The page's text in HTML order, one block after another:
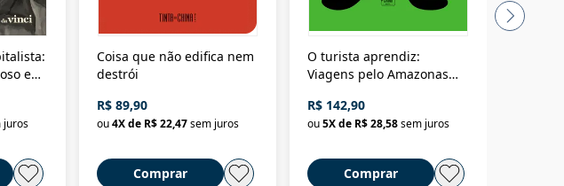
e
juros
Coisa que não edifica nem
destrói
R$ 89,90
ou4X de R$ 22,47sem juros
Comprar
O turista aprendiz:
Viagens pelo Amazonas
até a Bolívia e por Marajó
até dizer chega
R$ 142,90
ou5X de R$ 28,58sem juros
Comprar